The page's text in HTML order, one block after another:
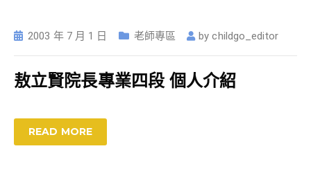
2003 年 7 月 1 日 老師專區 bychildgo_editor
敖立賢院長專業四段 個人介紹
READ MORE